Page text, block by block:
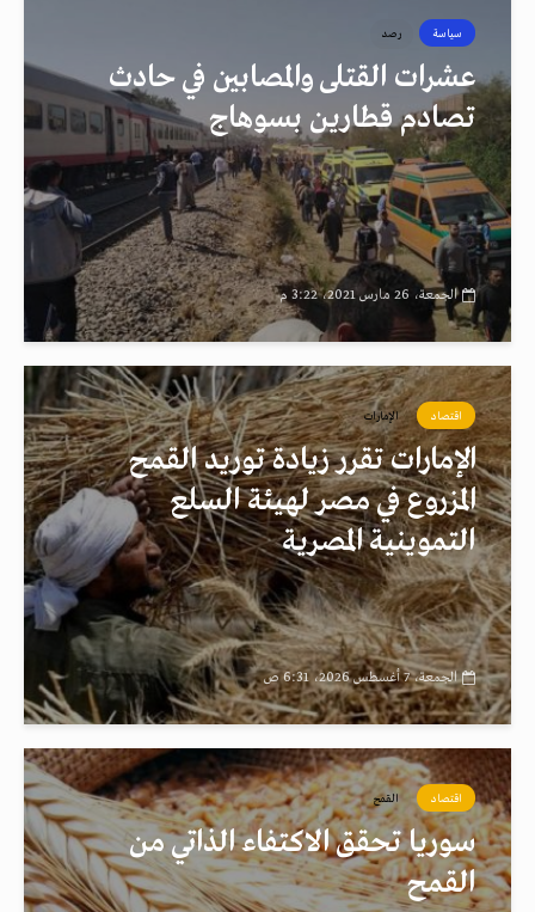
سياسة رصد
عشرات القتلى والمصابين في حادث
تصادم قطارين بسوهاج
الجمعة، 26 مارس 2021، 3:22 م
اقتصاد الإمارات
الإمارات تقرر زيادة توريد القمح
المزروع في مصر لهيئة السلع
التموينية المصرية
الجمعة، 7 أغسطس 2026، 6:31 ص
اقتصاد القمح
سوريا تحقق الاكتفاء الذاتي من
القمح